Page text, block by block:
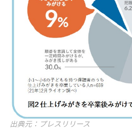
出典元：プレスリリース